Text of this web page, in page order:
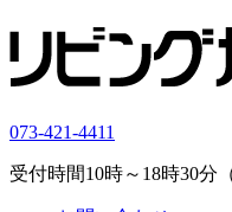
073-421-4411
受付時間10時～18時30分